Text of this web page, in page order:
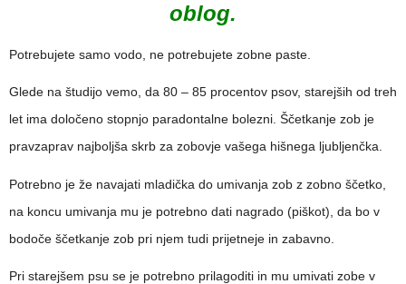
oblog.
Potrebujete samo vodo, ne potrebujete zobne paste.
Glede na študijo vemo, da 80 – 85 procentov psov, starejših od treh
let ima določeno stopnjo paradontalne bolezni. Ščetkanje zob je
pravzaprav najboljša skrb za zobovje vašega hišnega ljubljenčka.
Potrebno je že navajati mladička do umivanja zob z zobno ščetko,
na koncu umivanja mu je potrebno dati nagrado (piškot), da bo v
bodoče ščetkanje zob pri njem tudi prijetneje in zabavno.
Pri starejšem psu se je potrebno prilagoditi in mu umivati zobe v